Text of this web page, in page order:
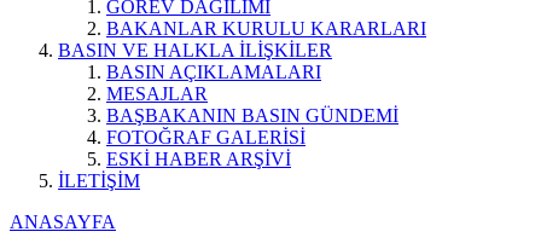
GÖREV DAĞILIMI
BAKANLAR KURULU KARARLARI
BASIN VE HALKLA İLİŞKİLER
BASIN AÇIKLAMALARI
MESAJLAR
BAŞBAKANIN BASIN GÜNDEMİ
FOTOĞRAF GALERİSİ
ESKİ HABER ARŞİVİ
İLETİŞİM
ANASAYFA